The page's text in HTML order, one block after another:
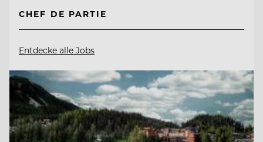
CHEF DE PARTIE
Entdecke alle Jobs